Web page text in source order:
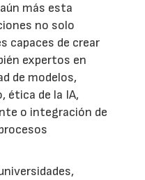
más esta
no solo
capaces de crear
expertos en
de modelos,
ética de la IA,
o integración de